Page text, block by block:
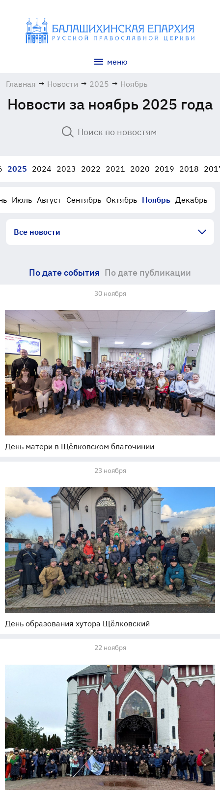
меню
Главная → Новости → 2025 → Ноябрь
Новости за ноябрь 2025 года
2025 2024 2023 2022 2021 2020 2019 2018
Июль Август Сентябрь Октябрь Ноябрь Декабрь
Все новости
По дате события По дате публикации
30 ноября
День матери в Щёлковском благочинии
23 ноября
День образования хутора Щёлковский
22 ноября